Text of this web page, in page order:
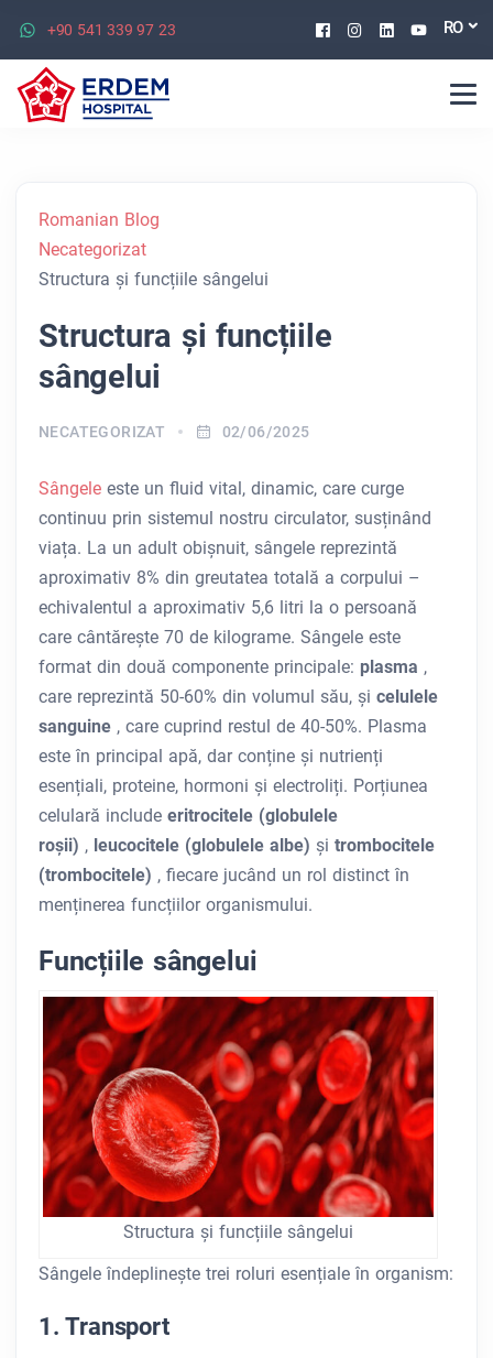
+90 541 339 97 23 Facebook
Instagram
Linkedin
RO
Romanian Blog
Necategorizat
Structura și funcțiile sângelui
Structura și funcțiile
sângelui
NECATEGORIZAT 02/06/2025
Sângele este un fluid vital, dinamic, care curge
continuu prin sistemul nostru circulator, susținând
viața. La un adult obișnuit, sângele reprezintă
aproximativ 8% din greutatea totală a corpului –
echivalentul a aproximativ 5,6 litri la o persoană
care cântărește 70 de kilograme. Sângele este
format din două componente principale: plasma ,
care reprezintă 50-60% din volumul său, și celulele
sanguine , care cuprind restul de 40-50%. Plasma
este în principal apă, dar conține și nutrienți
esențiali, proteine, hormoni și electroliți. Porțiunea
celulară include eritrocitele (globulele
roșii) , leucocitele (globulele albe) și trombocitele
(trombocitele) , fiecare jucând un rol distinct în
menținerea funcțiilor organismului.
Funcțiile sângelui
Structura și funcțiile sângelui
Sângele îndeplinește trei roluri esențiale în organism:
1. Transport